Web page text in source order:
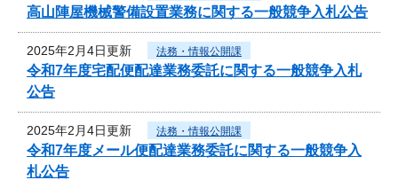
高山陣屋機械警備設置業務に関する一般競争入札公告
2025年2月4日更新 法務・情報公開課
令和7年度宅配便配達業務委託に関する一般競争入札
公告
2025年2月4日更新 法務・情報公開課
令和7年度メール便配達業務委託に関する一般競争入
札公告